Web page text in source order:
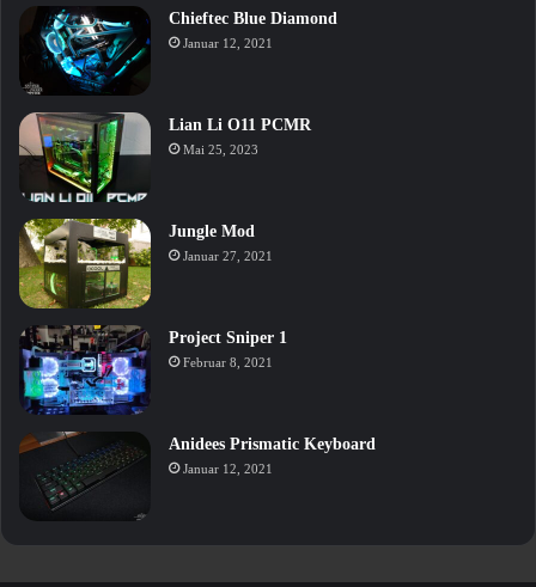
Chieftec Blue Diamond
Januar 12, 2021
Lian Li O11 PCMR
Mai 25, 2023
Jungle Mod
Januar 27, 2021
Project Sniper 1
Februar 8, 2021
Anidees Prismatic Keyboard
Januar 12, 2021